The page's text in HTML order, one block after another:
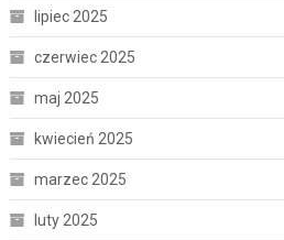
lipiec 2025
czerwiec 2025
maj 2025
kwiecień 2025
marzec 2025
luty 2025